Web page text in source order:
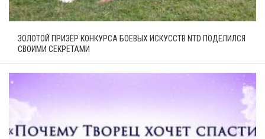
ЗОЛОТОЙ ПРИЗЁР КОНКУРСА БОЕВЫХ ИСКУССТВ NTD ПОДЕЛИЛСЯ
СВОИМИ СЕКРЕТАМИ